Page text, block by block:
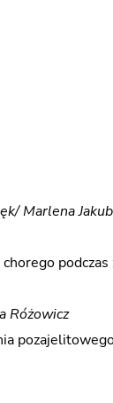
Marlena
podczas
Różowicz